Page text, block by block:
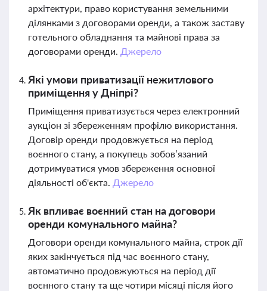
архітектури, право користування земельними
ділянками з договорами оренди, а також заставу
готельного обладнання та майнові права за
договорами оренди. Джерело
Які умови приватизації нежитлового
приміщення у Дніпрі?
Приміщення приватизується через електронний
аукціон зі збереженням профілю використання.
Договір оренди продовжується на період
воєнного стану, а покупець зобов’язаний
дотримуватися умов збереження основної
діяльності об'єкта. Джерело
Як впливає воєнний стан на договори
оренди комунального майна?
Договори оренди комунального майна, строк дії
яких закінчується під час воєнного стану,
автоматично продовжуються на період дії
воєнного стану та ще чотири місяці після його